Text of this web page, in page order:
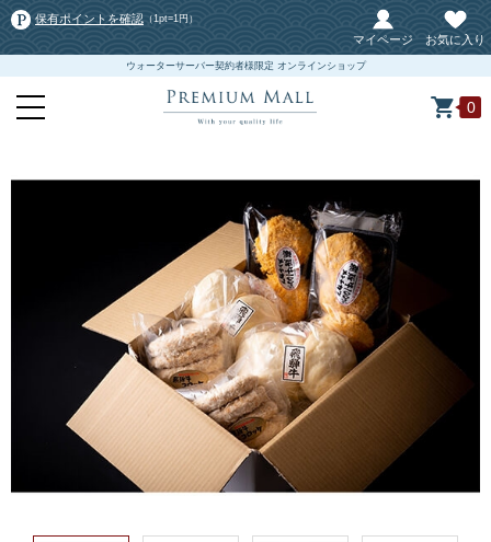
保有ポイントを確認 （1pt=1円）
マイページ お気に入り
ウォーターサーバー契約者様限定 オンラインショップ
0